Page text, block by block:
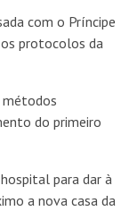
com o Príncipe
os protocolos da
métodos
do primeiro
para dar à
a nova casa da